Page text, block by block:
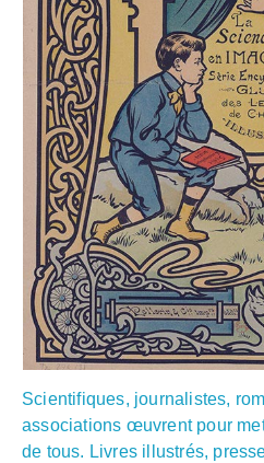
Scientifiques, journalistes,
associations œuvrent pour
de tous. Livres illustrés,